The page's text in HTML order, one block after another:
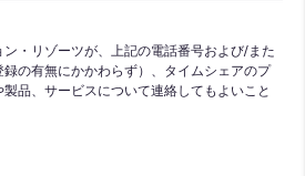
・リゾーツが、上記の電話番号および/また
の有無にかかわらず）、タイムシェアのプ
品、サービスについて連絡してもよいこと